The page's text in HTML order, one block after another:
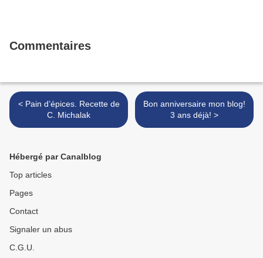
Commentaires
< Pain d’épices. Recette de
C. Michalak
Bon anniversaire mon blog!
3 ans déjà! >
Hébergé par Canalblog
Top articles
Pages
Contact
Signaler un abus
C.G.U.